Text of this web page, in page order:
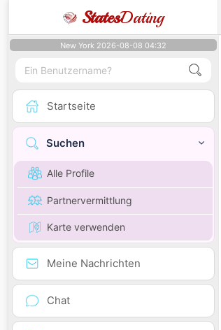
StatesDating
New York 2026-08-08 04:32
Startseite
Suchen
Alle Profile
Partnervermittlung
Karte verwenden
Meine Nachrichten
Chat